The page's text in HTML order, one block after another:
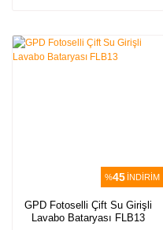
%45 İNDİRİM
GPD Fotoselli Çift Su Girişli
Lavabo Bataryası FLB13